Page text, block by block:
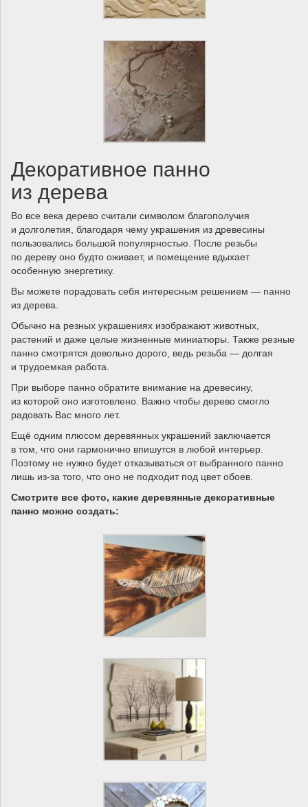
Декоративное панно
из дерева
Во все века дерево считали символом благополучия
и долголетия, благодаря чему украшения из древесины
пользовались большой популярностью. После резьбы
по дереву оно будто оживает, и помещение вдыхает
особенную энергетику.
Вы можете порадовать себя интересным решением — панно
из дерева.
Обычно на резных украшениях изображают животных,
растений и даже целые жизненные миниатюры. Также резные
панно смотрятся довольно дорого, ведь резьба — долгая
и трудоемкая работа.
При выборе панно обратите внимание на древесину,
из которой оно изготовлено. Важно чтобы дерево смогло
радовать Вас много лет.
Ещё одним плюсом деревянных украшений заключается
в том, что они гармонично впишутся в любой интерьер.
Поэтому не нужно будет отказываться от выбранного панно
лишь из-за того, что оно не подходит под цвет обоев.
Смотрите все фото, какие деревянные декоративные
панно можно создать: